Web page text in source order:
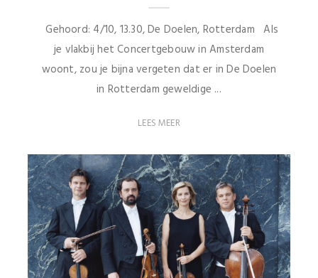
Gehoord: 4/10, 13.30, De Doelen, Rotterdam Als
je vlakbij het Concertgebouw in Amsterdam
woont, zou je bijna vergeten dat er in De Doelen
in Rotterdam geweldige ...
LEES MEER